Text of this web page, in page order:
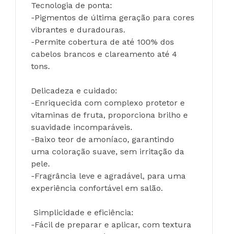
Tecnologia de ponta:
-Pigmentos de última geração para cores
vibrantes e duradouras.
-Permite cobertura de até 100% dos
cabelos brancos e clareamento até 4
tons.
Delicadeza e cuidado:
-Enriquecida com complexo protetor e
vitaminas de fruta, proporciona brilho e
suavidade incomparáveis.
-Baixo teor de amoníaco, garantindo
uma coloração suave, sem irritação da
pele.
-Fragrância leve e agradável, para uma
experiência confortável em salão.
Simplicidade e eficiência:
-Fácil de preparar e aplicar, com textura